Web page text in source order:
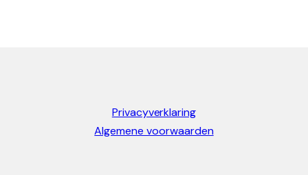
Privacyverklaring
Algemene voorwaarden